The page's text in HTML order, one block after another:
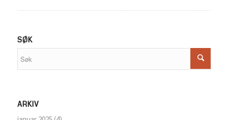
SØK
ARKIV